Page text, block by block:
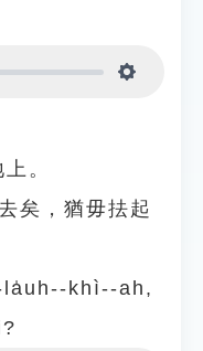
。
矣，猶毋抾起
khì--ah,